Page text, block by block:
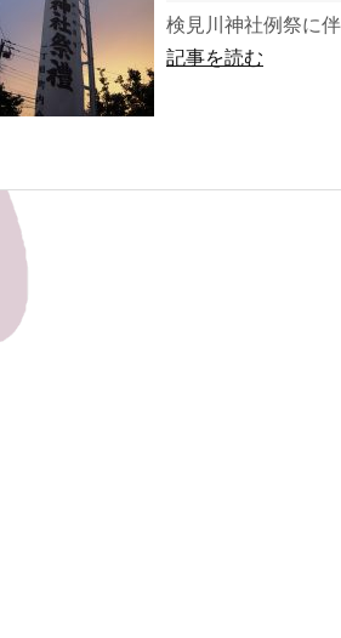
検見川神社例祭に
記事を読む